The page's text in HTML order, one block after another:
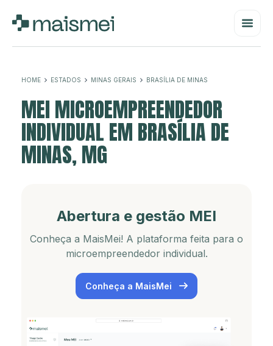
HOME ESTADOS MINAS GERAIS BRASÍLIA DE MINAS
MEI MICROEMPREENDEDOR
INDIVIDUAL EM BRASÍLIA DE
MINAS, MG
Abertura e gestão MEI
Conheça a MaisMei! A plataforma feita para o
microempreendedor individual.
Conheça a MaisMei